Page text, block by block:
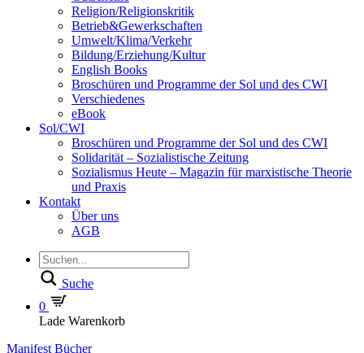
Religion/Religionskritik
Betrieb&Gewerkschaften
Umwelt/Klima/Verkehr
Bildung/Erziehung/Kultur
English Books
Broschüren und Programme der Sol und des CWI
Verschiedenes
eBook
Sol/CWI
Broschüren und Programme der Sol und des CWI
Solidarität – Sozialistische Zeitung
Sozialismus Heute – Magazin für marxistische Theorie
und Praxis
Kontakt
Über uns
AGB
Suche
0
Lade Warenkorb
Manifest Bücher